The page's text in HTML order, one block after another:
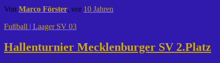
Von Marco Förster, vor 10 Jahren
Fußball | Laager SV 03
Hallenturnier Mecklenburger SV 2.Platz